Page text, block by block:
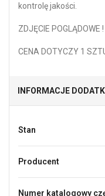
kontrolę jakości.
ZDJĘCIE POGLĄDOWE !
CENA DOTYCZY 1
INFORMACJE
Stan
Producent
Numer katalogowy